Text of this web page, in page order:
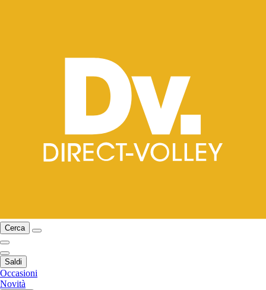
Cerca
Saldi
Occasioni
Novità